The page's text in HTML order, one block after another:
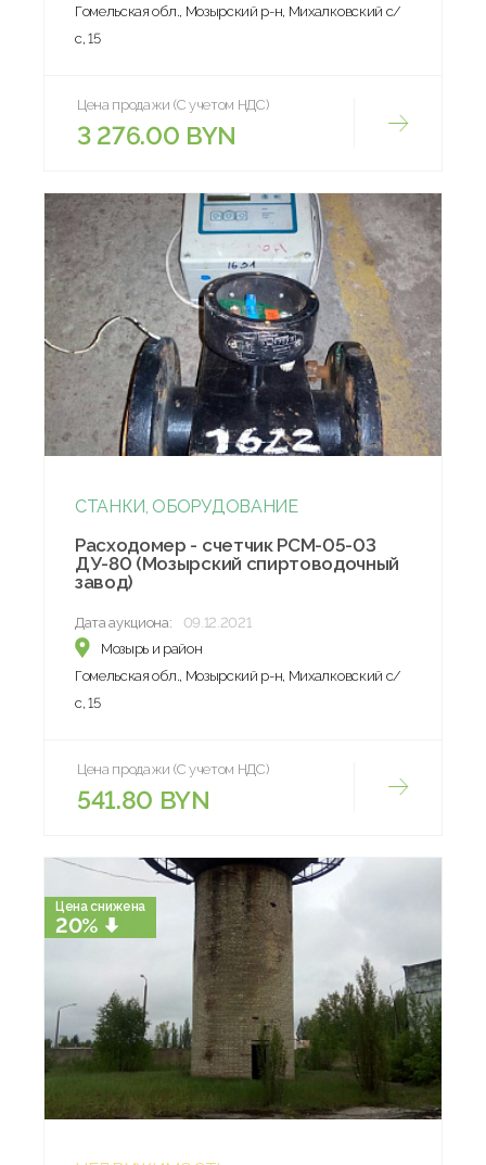
Гомельская обл., Мозырский р-н, Михалковский с/
с, 15
Цена продажи (С учетом НДС)
3 276.00 BYN
СТАНКИ, ОБОРУДОВАНИЕ
Расходомер - счетчик РСМ-05-03
ДУ-80 (Мозырский спиртоводочный
завод)
Дата аукциона:
09.12.2021
Мозырь и район
Гомельская обл., Мозырский р-н, Михалковский с/
с, 15
Цена продажи (С учетом НДС)
541.80 BYN
Цена снижена
20%